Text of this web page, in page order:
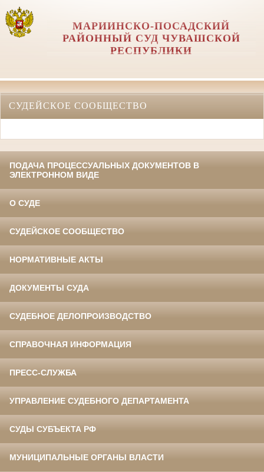
МАРИИНСКО-ПОСАДСКИЙ
РАЙОННЫЙ СУД ЧУВАШСКОЙ
РЕСПУБЛИКИ
СУДЕЙСКОЕ СООБЩЕСТВО
ПОДАЧА ПРОЦЕССУАЛЬНЫХ ДОКУМЕНТОВ В
ЭЛЕКТРОННОМ ВИДЕ
О СУДЕ
СУДЕЙСКОЕ СООБЩЕСТВО
НОРМАТИВНЫЕ АКТЫ
ДОКУМЕНТЫ СУДА
СУДЕБНОЕ ДЕЛОПРОИЗВОДСТВО
СПРАВОЧНАЯ ИНФОРМАЦИЯ
ПРЕСС-СЛУЖБА
УПРАВЛЕНИЕ СУДЕБНОГО ДЕПАРТАМЕНТА
СУДЫ СУБЪЕКТА РФ
МУНИЦИПАЛЬНЫЕ ОРГАНЫ ВЛАСТИ